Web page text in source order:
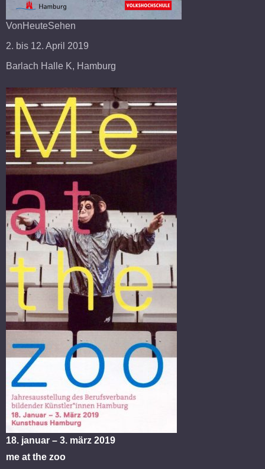
VonHeuteSehen
2. bis 12. April 2019
Barlach Halle K, Hamburg
18. januar – 3. märz 2019
me at the zoo